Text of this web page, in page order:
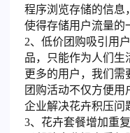
程序浏览存储的信息
使得存储用户流量的
2、低价团购吸引用
品，只能作为人们生
更多的用户，我们
团购活动不仅方便
企业解决花卉积压问
3、花卉套餐增加重